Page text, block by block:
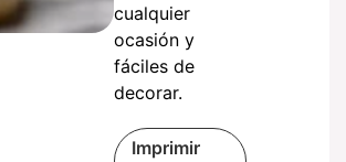
cualquier
ocasión y
fáciles de
decorar.
Imprimir